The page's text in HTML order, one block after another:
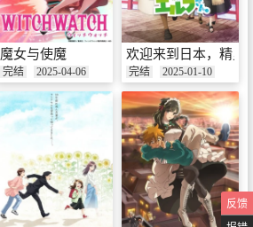
魔女与使魔
完结 2025-04-06
欢迎来到日本，精灵
完结 2025-01-10
反馈